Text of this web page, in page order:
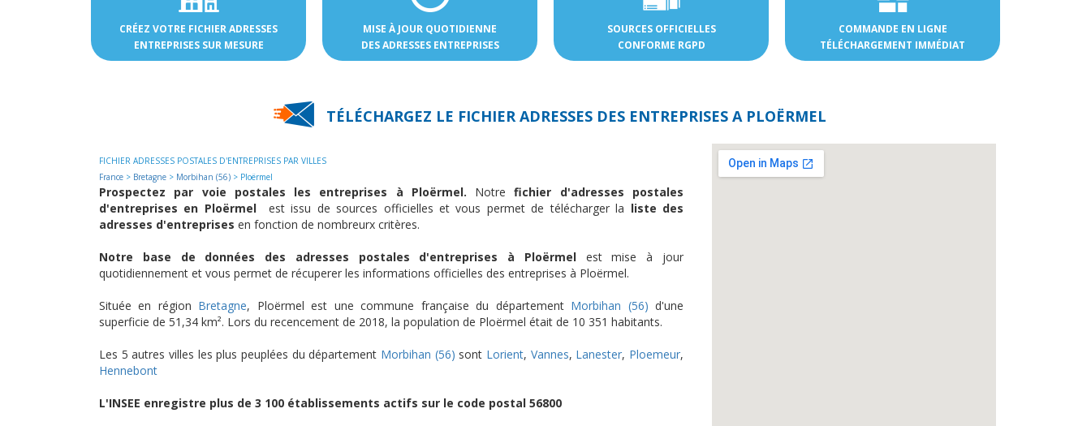
CRÉEZ VOTRE FICHIER ADRESSES
ENTREPRISES SUR MESURE
MISE À JOUR QUOTIDIENNE
DES ADRESSES ENTREPRISES
SOURCES OFFICIELLES
CONFORME RGPD
COMMANDE EN LIGNE
TÉLÉCHARGEMENT IMMÉDIAT
TÉLÉCHARGEZ LE FICHIER ADRESSES DES ENTREPRISES A PLOËRMEL
FICHIER ADRESSES POSTALES D'ENTREPRISES PAR VILLES
France > Bretagne > Morbihan (56) > Ploërmel
Prospectez par voie postales les entreprises à Ploërmel. Notrefichier d'adresses postales
d'entreprises en Ploërmel
est issu de sources officielles et vous permet de télécharger la liste des
adresses d'entreprises en fonction de nombreurx critères.
Notre base de données des adresses postales d'entreprises à Ploërmelest mise à jour
quotidiennement et vous permet de récuperer les informations officielles des entreprises à Ploërmel.
Située en région Bretagne, Ploërmel est une commune française du département Morbihan (56) d'une
superficie de 51,34 km². Lors du recencement de 2018, la population de Ploërmel était de 10 351 habitants.
Les 5 autres villes les plus peuplées du département Morbihan (56) sont Lorient, Vannes, Lanester, Ploemeur,
Hennebont
L'INSEE enregistre plus de 3 100 établissements actifs sur le code postal 56800